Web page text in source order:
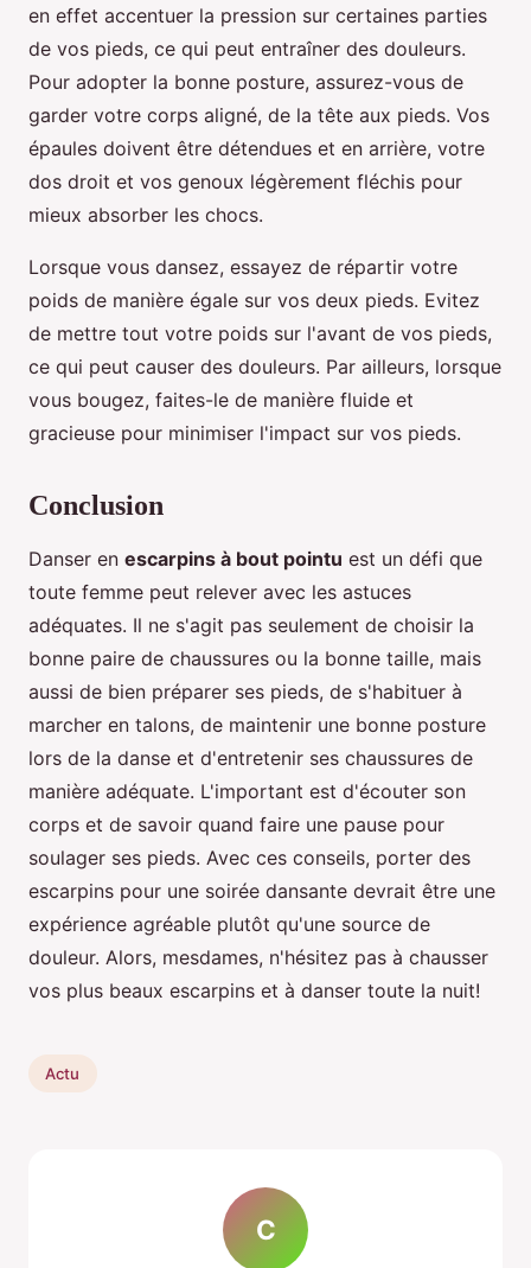
en effet accentuer la pression sur certaines parties
de vos pieds, ce qui peut entraîner des douleurs.
Pour adopter la bonne posture, assurez-vous de
garder votre corps aligné, de la tête aux pieds. Vos
épaules doivent être détendues et en arrière, votre
dos droit et vos genoux légèrement fléchis pour
mieux absorber les chocs.
Lorsque vous dansez, essayez de répartir votre
poids de manière égale sur vos deux pieds. Evitez
de mettre tout votre poids sur l'avant de vos pieds,
ce qui peut causer des douleurs. Par ailleurs, lorsque
vous bougez, faites-le de manière fluide et
gracieuse pour minimiser l'impact sur vos pieds.
Conclusion
Danser en escarpins à bout pointu est un défi que
toute femme peut relever avec les astuces
adéquates. Il ne s'agit pas seulement de choisir la
bonne paire de chaussures ou la bonne taille, mais
aussi de bien préparer ses pieds, de s'habituer à
marcher en talons, de maintenir une bonne posture
lors de la danse et d'entretenir ses chaussures de
manière adéquate. L'important est d'écouter son
corps et de savoir quand faire une pause pour
soulager ses pieds. Avec ces conseils, porter des
escarpins pour une soirée dansante devrait être une
expérience agréable plutôt qu'une source de
douleur. Alors, mesdames, n'hésitez pas à chausser
vos plus beaux escarpins et à danser toute la nuit!
Actu
C